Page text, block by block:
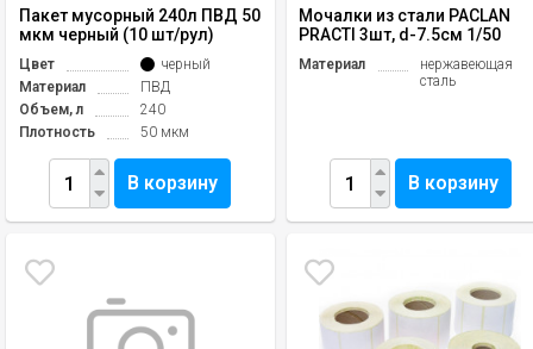
Пакет мусорный 240л ПВД 50
мкм черный (10 шт/рул)
Цвет
черный
Материал
ПВД
Объем, л
240
Плотность
50 мкм
В корзину
Мочалки из стали PACLAN
PRACTI 3шт, d-7.5см 1/50
Материал
нержавеющая
сталь
В корзину